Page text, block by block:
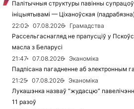
Палітычныя структуры павінны
ініцыятывамі — Ціханоўская (падрабязна)
22:02
07.08.2026
Грамадства
Рассельгаснагляд не прапусціў у
масла з Беларусі
21:47
07.08.2026
Эканоміка
Падпісана пагадненне аб электронным
21:25
07.08.2026
Эканоміка
Лукашэнка назваў “жудасцю”
11 разоў